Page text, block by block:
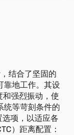
结合了坚固的
靠地工作。其设
和强烈振动，使
统等苛刻条件的
项，以适应各
）距离配置：